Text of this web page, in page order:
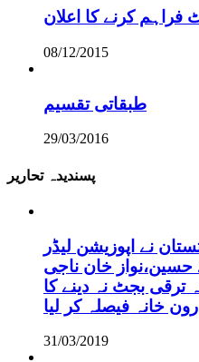
فراہم کرنے کا اعلان
08/12/2015
طبقاتی تقسیم
29/03/2016
پسندیدہ تحاریر
نے اپوزیشن لیڈر
حسین،نواز خان ناجی
ترقی بجٹ نہ دینے کا
خانہ فیصلہ کر لیا
31/03/2019